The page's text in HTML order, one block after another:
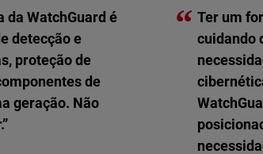
da WatchGuard é
detecção e
proteção de
de
geração. Não
“ Ter um
cuidando